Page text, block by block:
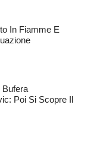
In Fiamme E
Bufera
Poi Si Scopre Il